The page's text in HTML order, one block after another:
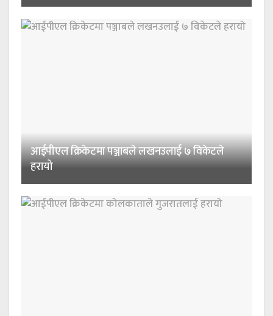
आईपीएल क्रिकेटमा पञ्जाबले लखनउलाई ७ विकेटले
हरायो